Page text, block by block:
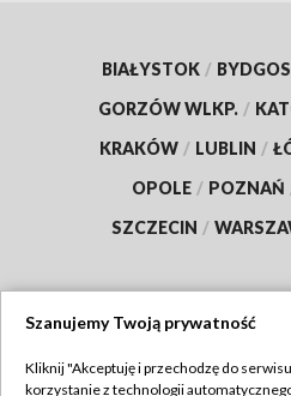
BIAŁYSTOK /
GORZÓW WLKP. /
KRAKÓW / LUBLIN /
OPOLE / POZNAŃ
SZCZECIN /
Szanujemy Twoją prywatność
Kliknij "Akceptuję i przechodzę do
korzystanie z technologii